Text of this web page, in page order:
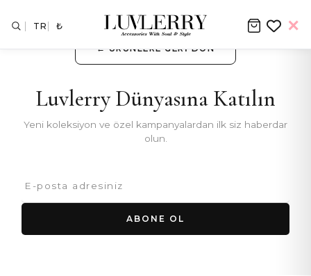
← ÜRÜNLERE GERI DÖN
Luvlerry Dünyasına Katılın
Yeni koleksiyon ve özel kampanyalardan ilk siz haberdar
olun.
ABONE OL
TR ₺